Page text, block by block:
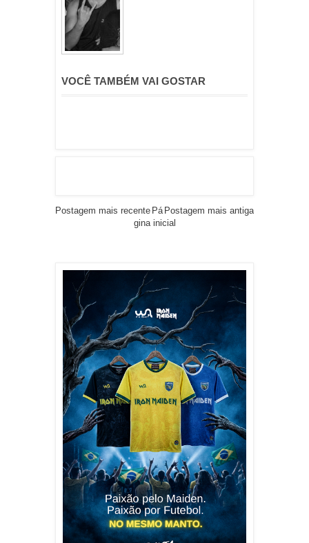
VOCÊ TAMBÉM VAI GOSTAR
Postagem mais recente Postagem mais antiga
Pá
gina inicial